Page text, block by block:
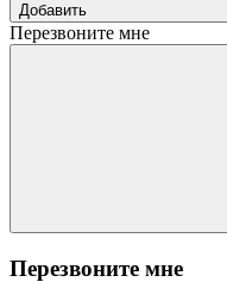
Добавить
Перезвоните мне
Перезвоните мне